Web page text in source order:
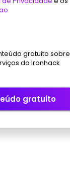
gratuito sobre
da Ironhack
gratuito